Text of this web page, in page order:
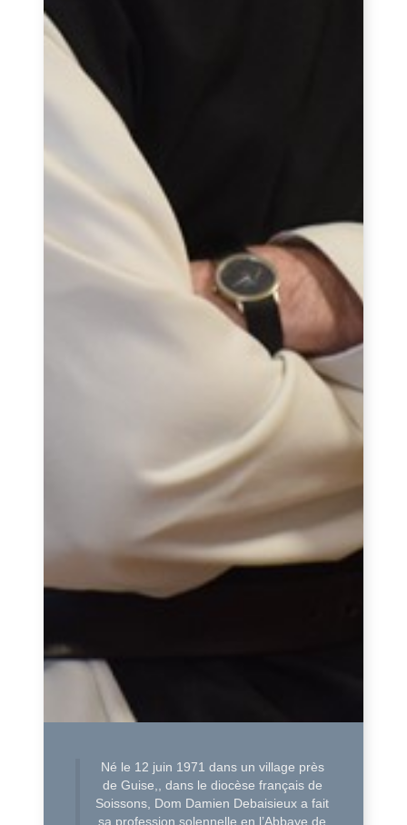
Né le 12 juin 1971 dans un village près
de Guise,, dans le diocèse français de
Soissons, Dom Damien Debaisieux a fait
sa profession solennelle en l’Abbaye de